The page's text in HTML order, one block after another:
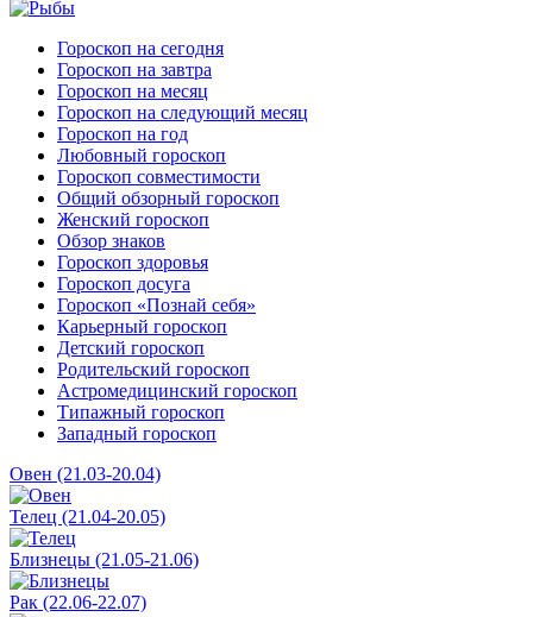
Гороскоп на сегодня
Гороскоп на завтра
Гороскоп на месяц
Гороскоп на следующий месяц
Гороскоп на год
Любовный гороскоп
Гороскоп совместимости
Общий обзорный гороскоп
Женский гороскоп
Обзор знаков
Гороскоп здоровья
Гороскоп досуга
Гороскоп «Познай себя»
Карьерный гороскоп
Детский гороскоп
Родительский гороскоп
Астромедицинский гороскоп
Типажный гороскоп
Западный гороскоп
Овен (21.03-20.04)
Телец (21.04-20.05)
Близнецы (21.05-21.06)
Рак (22.06-22.07)